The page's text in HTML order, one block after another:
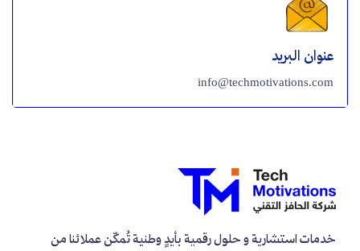
عنوان البريد
info@techmotivations.com
خدمات استشارية و حلول رقمية بأيدٍ وطنية تُمكّن عملائنا من